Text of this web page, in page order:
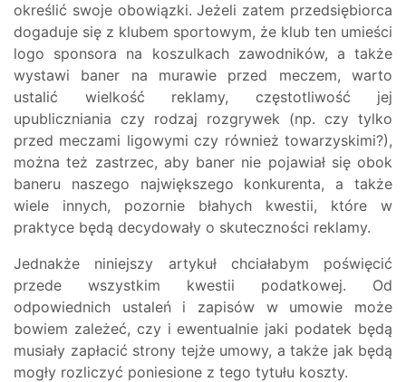
określić swoje obowiązki. Jeżeli zatem przedsiębiorca
dogaduje się z klubem sportowym, że klub ten umieści
logo sponsora na koszulkach zawodników, a także
wystawi baner na murawie przed meczem, warto
ustalić wielkość reklamy, częstotliwość jej
upubliczniania czy rodzaj rozgrywek (np. czy tylko
przed meczami ligowymi czy również towarzyskimi?),
można też zastrzec, aby baner nie pojawiał się obok
baneru naszego największego konkurenta, a także
wiele innych, pozornie błahych kwestii, które w
praktyce będą decydowały o skuteczności reklamy.
Jednakże niniejszy artykuł chciałabym poświęcić
przede wszystkim kwestii podatkowej. Od
odpowiednich ustaleń i zapisów w umowie może
bowiem zależeć, czy i ewentualnie jaki podatek będą
musiały zapłacić strony tejże umowy, a także jak będą
mogły rozliczyć poniesione z tego tytułu koszty.